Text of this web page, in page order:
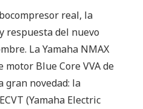
real, la
respuesta del nuevo
La Yamaha NMAX
motor Blue Core VVA de
gran novedad: la
(Yamaha Electric